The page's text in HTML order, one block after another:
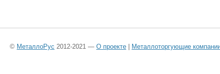
© МеталлоРус 2012-2021 — О проекте Металлоторгующие